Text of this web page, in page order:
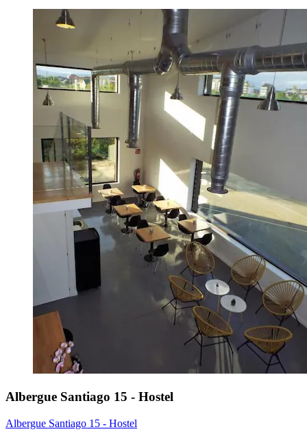
Albergue Santiago 15 - Hostel
Albergue Santiago 15 - Hostel